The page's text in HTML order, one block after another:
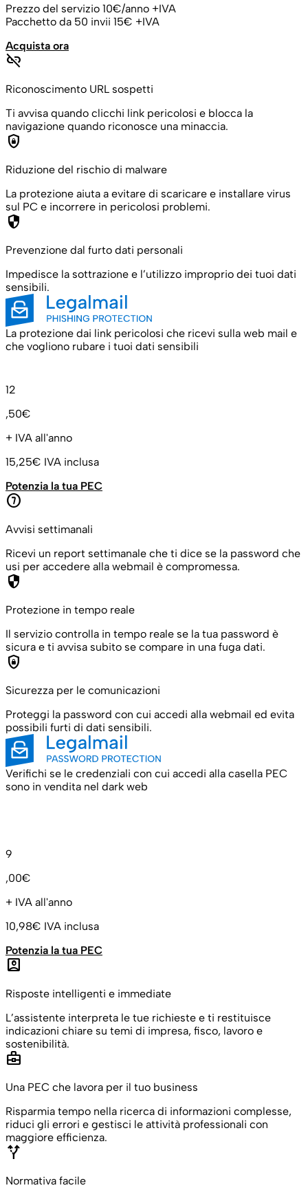
Prezzo del servizio 10€/anno +IVA
Pacchetto da 50 invii 15€ +IVA
Acquista ora
link_off
Riconoscimento URL sospetti
Ti avvisa quando clicchi link pericolosi e blocca la
navigazione quando riconosce una minaccia.
shield_lock
Riduzione del rischio di malware
La protezione aiuta a evitare di scaricare e installare virus
sul PC e incorrere in pericolosi problemi.
security
Prevenzione dal furto dati personali
Impedisce la sottrazione e l’utilizzo improprio dei tuoi dati
sensibili.
La protezione dai link pericolosi che ricevi sulla web mail e
che vogliono rubare i tuoi dati sensibili
12
,50€
+ IVA all'anno
15,25€ IVA inclusa
Potenzia la tua PEC
counter_7
Avvisi settimanali
Ricevi un report settimanale che ti dice se la password che
usi per accedere alla webmail è compromessa.
security
Protezione in tempo reale
Il servizio controlla in tempo reale se la tua password è
sicura e ti avvisa subito se compare in una fuga dati.
shield_lock
Sicurezza per le comunicazioni
Proteggi la password con cui accedi alla webmail ed evita
possibili furti di dati sensibili.
Verifichi se le credenziali con cui accedi alla casella PEC
sono in vendita nel dark web
9
,00€
+ IVA all'anno
10,98€ IVA inclusa
Potenzia la tua PEC
account_box
Risposte intelligenti e immediate
L’assistente interpreta le tue richieste e ti restituisce
indicazioni chiare su temi di impresa, fisco, lavoro e
sostenibilità.
business_center
Una PEC che lavora per il tuo business
Risparmia tempo nella ricerca di informazioni complesse,
riduci gli errori e gestisci le attività professionali con
maggiore efficienza.
alt_route
Normativa facile